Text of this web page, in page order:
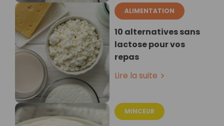
ALIMENTATION
10 alternatives sans
lactose pour vos
repas
Lire la suite
MINCEUR